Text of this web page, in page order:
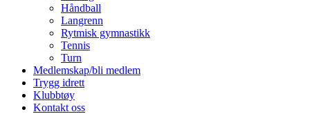
Håndball
Langrenn
Rytmisk gymnastikk
Tennis
Turn
Medlemskap/bli medlem
Trygg idrett
Klubbtøy
Kontakt oss